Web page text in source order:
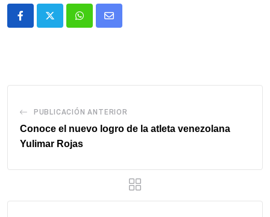
WhatsappComparte
PUBLICACIÓN ANTERIOR
Conoce el nuevo logro de la atleta venezolana
Yulimar Rojas